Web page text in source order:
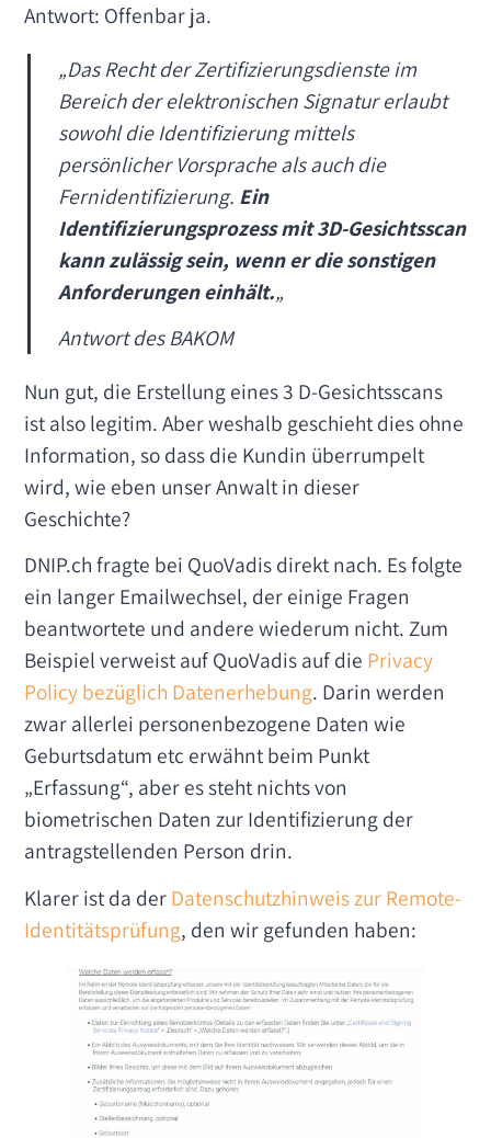
Antwort: Offenbar ja.
„Das Recht der Zertifizierungsdienste im
Bereich der elektronischen Signatur erlaubt
sowohl die Identifizierung mittels
persönlicher Vorsprache als auch die
Fernidentifizierung. Ein
Identifizierungsprozess mit 3D-Gesichtsscan
kann zulässig sein, wenn er die sonstigen
Anforderungen einhält.„
Antwort des BAKOM
Nun gut, die Erstellung eines 3 D-Gesichtsscans
ist also legitim. Aber weshalb geschieht dies ohne
Information, so dass die Kundin überrumpelt
wird, wie eben unser Anwalt in dieser
Geschichte?
DNIP.ch fragte bei QuoVadis direkt nach. Es folgte
ein langer Emailwechsel, der einige Fragen
beantwortete und andere wiederum nicht. Zum
Beispiel verweist auf QuoVadis auf die Privacy
Policy bezüglich Datenerhebung. Darin werden
zwar allerlei personenbezogene Daten wie
Geburtsdatum etc erwähnt beim Punkt
„Erfassung“, aber es steht nichts von
biometrischen Daten zur Identifizierung der
antragstellenden Person drin.
Klarer ist da derDatenschutzhinweis zur Remote-
Identitätsprüfung, den wir gefunden haben: